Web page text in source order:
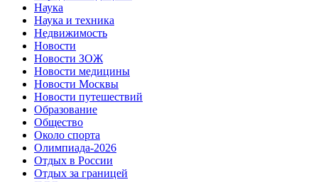
Наука
Наука и техника
Недвижимость
Новости
Новости ЗОЖ
Новости медицины
Новости Москвы
Новости путешествий
Образование
Общество
Около спорта
Олимпиада-2026
Отдых в России
Отдых за границей